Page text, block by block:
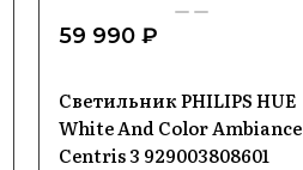
59 990 ₽
Светильник PHILIPS HUE
White And Color Ambiance
Centris 3 929003808601